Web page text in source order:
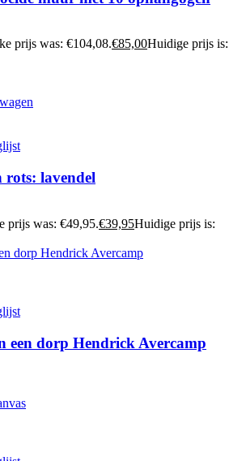
prijs was: €104,08.€85,00Huidige prijs is:
rots: lavendel
prijs was: €49,95.€39,95Huidige prijs is:
een dorp Hendrick Avercamp